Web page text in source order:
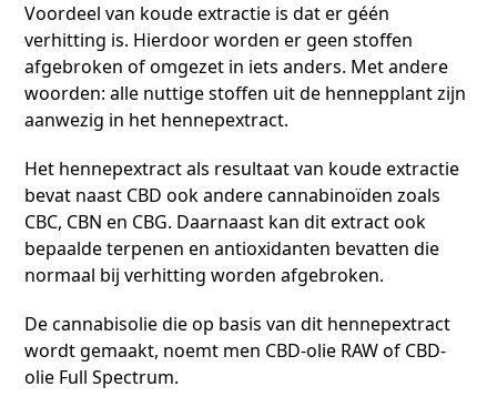
Voordeel van koude extractie is dat er géén
verhitting is. Hierdoor worden er geen stoffen
afgebroken of omgezet in iets anders. Met andere
woorden: alle nuttige stoffen uit de hennepplant zijn
aanwezig in het hennepextract.
Het hennepextract als resultaat van koude extractie
bevat naast CBD ook andere cannabinoïden zoals
CBC, CBN en CBG. Daarnaast kan dit extract ook
bepaalde terpenen en antioxidanten bevatten die
normaal bij verhitting worden afgebroken.
De cannabisolie die op basis van dit hennepextract
wordt gemaakt, noemt men CBD-olie RAW of CBD-
olie Full Spectrum.